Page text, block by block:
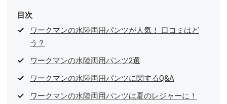
目次
ワークマンの水陸両用パンツが人気！ 口コミはど
う？
ワークマンの水陸両用パンツ2選
ワークマンの水陸両用パンツに関するQ&A
ワークマンの水陸両用パンツは夏のレジャーに！